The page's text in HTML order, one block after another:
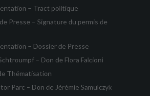
– Tract politique
Presse – Signature du permis de
– Dossier de Presse
– Don de Flora Falcioni
Thématisation
Parc – Don de Jérémie Samulczyk